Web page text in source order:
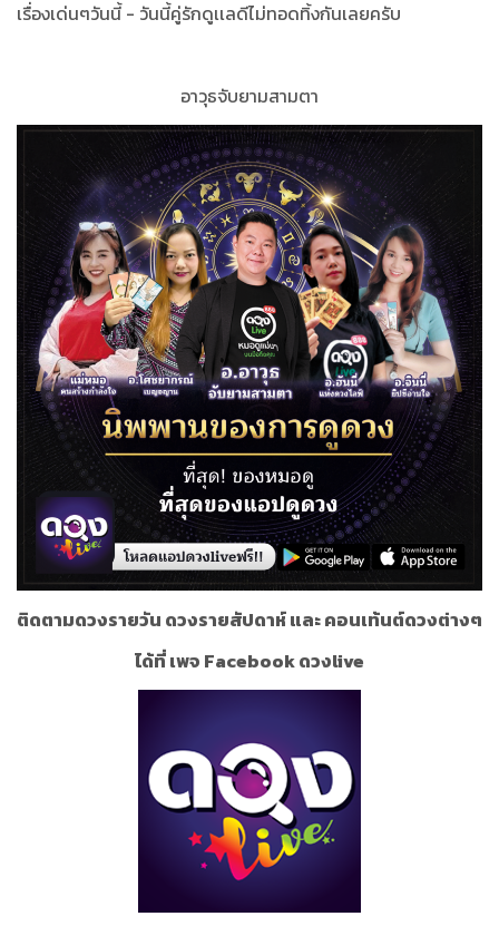
เรื่องเด่นๆวันนี้ - วันนี้คู่รักดูเเลดีไม่ทอดทิ้งกันเลยครับ
อาวุธจับยามสามตา
ติดตามดวงรายวัน ดวงรายสัปดาห์ และ คอนเท้นต์ดวงต่างๆ
ได้ที่ เพจ Facebook ดวงlive